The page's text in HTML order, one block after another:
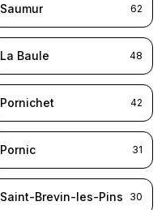
Saumur 62
La Baule 48
Pornichet 42
Pornic 31
Saint-Brevin-les-Pins 30